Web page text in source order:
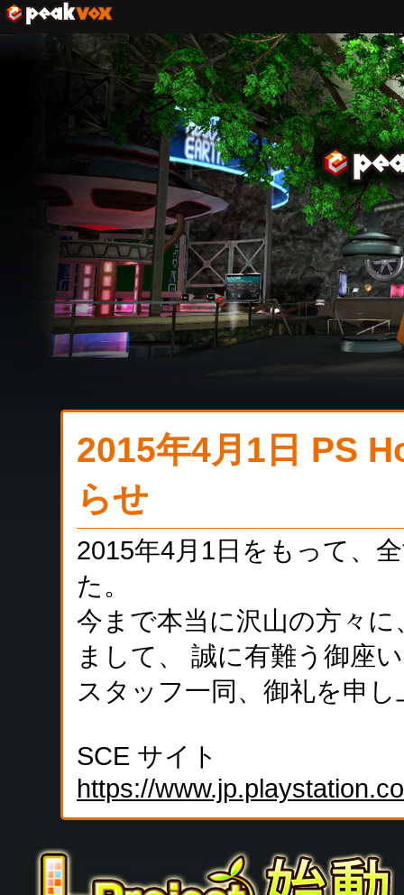
2015年4月1日 PS
らせ
2015年4月1日をもって、
た。
今まで本当に沢山の方々
まして、 誠に有難う御座
スタッフ一同、御礼を申
SCE サイト
https://